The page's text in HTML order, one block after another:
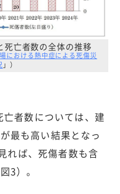
死亡者数の全体の推移
における熱中症による死傷災
」）
者数については、建
最も高い結果となっ
れば、死傷者数も含
3）。